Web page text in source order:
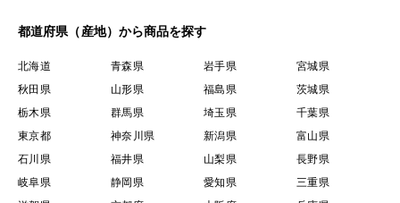
都道府県（産地）から商品を探す
北海道 青森県 岩手県
宮城県
秋田県
山形県 福島県
茨城県
栃木県
群馬県 埼玉県
千葉県
東京都
神奈川県 新潟県
富山県
石川県
福井県 山梨県
長野県
岐阜県
静岡県 愛知県
三重県